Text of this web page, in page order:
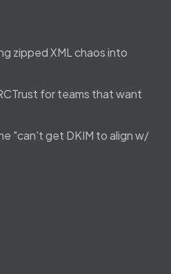
zipped XML chaos into
for teams that want
"can't get DKIM to align w/